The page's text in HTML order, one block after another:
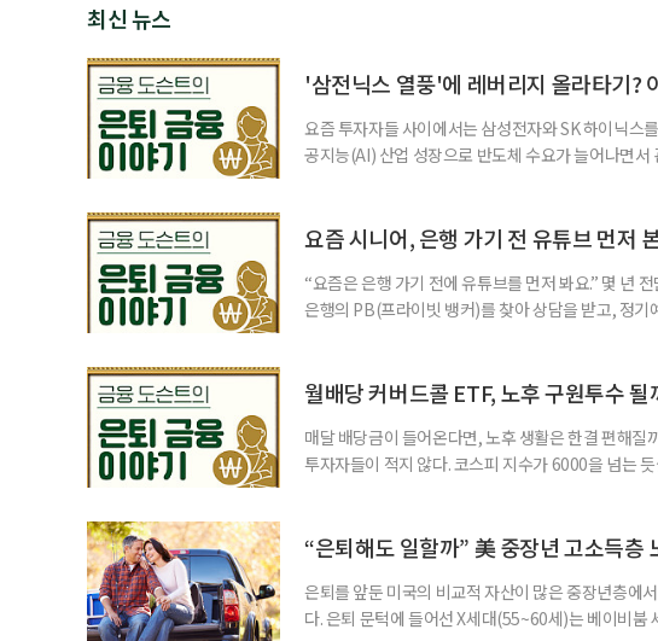
최신 뉴스
'삼전닉스 열풍'에 레버리지 올라타기?
요즘 투자자들 사이에서는 삼성전자와 SK 하이닉스
공지능(AI) 산업 성장으로 반도체 수요가 늘어나면
투자자라면 반드시 알아야 할 핵심 위험 요소를 짚어
요즘 시니어, 은행 가기 전 유튜브 먼저
“요즘은 은행 가기 전에 유튜브를 먼저 봐요.” 몇 년
은행의 PB(프라이빗 뱅커)를 찾아 상담을 받고, 정
브에서 정보를 서울에 사는 60대 A 씨는 최근 IRP(개
월배당 커버드콜 ETF, 노후 구원투수 될
매달 배당금이 들어온다면, 노후 생활은 한결 편해
투자자들이 적지 않다. 코스피 지수가 6000을 넘는
에서도 월배당 커버드콜 ETF는 은퇴자와 은퇴를 앞
“은퇴해도 일할까” 美 중장년 고소득층
은퇴를 앞둔 미국의 비교적 자산이 많은 중장년층에
다. 은퇴 문턱에 들어선 X세대(55~60세)는 베이비붐